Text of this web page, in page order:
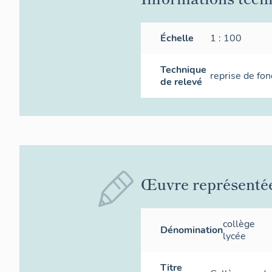
Échelle 1 : 100
Technique
de relevé
reprise de
Œuvre
Dénominationcollège
lycée
Titre